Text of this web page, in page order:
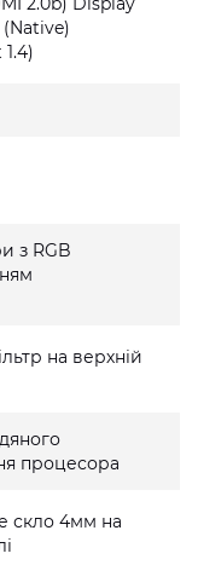
(Native)
з RGB
на верхній
процесора
скло 4мм на